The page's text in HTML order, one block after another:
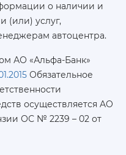
о наличии и
(или) услуг,
автоцентра.
АО «Альфа-Банк»
Обязательное
осуществляется AO
ОС № 2239 – 02 от